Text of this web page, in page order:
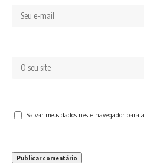
Salvar meus dados neste navegador para